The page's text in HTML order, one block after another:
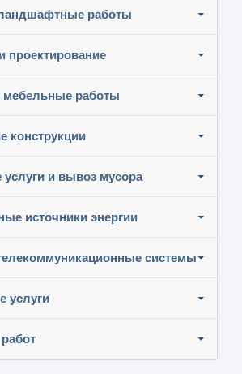
работы
проектирование
работы
конструкции
и вывоз мусора
источники энергии
системы
услуги